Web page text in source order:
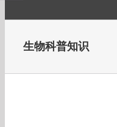
生物科普知识